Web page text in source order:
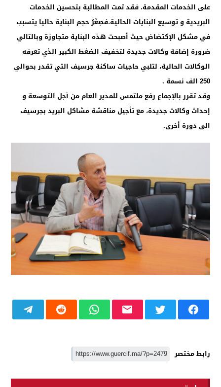
على الخدمات المقدمة، فقد تمت المطالبة بتحسين الخدمات
البريدية و توسيع البنايات الحالية،فصِغَرُ حجم البناية حاليا يتسبب
في مشكل الإكتضاض حيث أصبحت هذه البناية متجاوزة وبالتالي
ضرورة إضافة وكالات جديدة لتخفيف الضغط الكبير الذي تعرفه
الوكالات الحالية، لتلبي حاجيات ساكنة جرسيف التي تقدر بحوالي
250 الف نسمة .
وقد تقرر بالإجماع رفع ملتمس للمدير العام من أجل التوسعة و
إحداث وكالات جديدة، مع تأجيل مناقشة مشاكل البريد بجرسيف
الى دورة أخرى.
رابط مختصر